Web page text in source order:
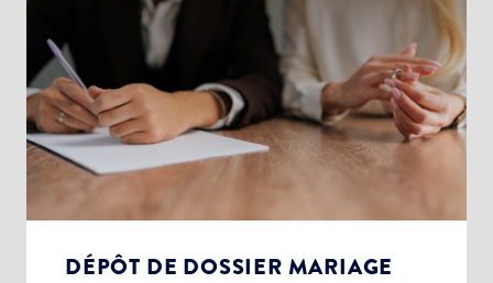
DÉPÔT DE DOSSIER MARIAGE